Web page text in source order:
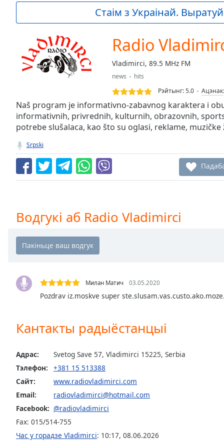
Current
-:-
:
0.00%
Seek to
currently
behind
LIVE
Remaining
Time-
Chapters
descriptions
off
Subtitles
settings
opens
subtitles
dialog
subtitles
off ,
selected
Стаім з Украінай.
Radio
Vladimirci, 89.5 MHz FM
news
hits
Рэйтынг:5.0 Ацэнак:
Naš program je informativno-zabavnog karaktera i
informativnih, privrednih, kulturnih, obrazovnih,
potrebe slušalaca, kao što su oglasi, reklame, muzičke
Srpski
Водгукі аб Radio Vladimirci
Милан Матич 03.05.2020
Pozdrav iz.moskve super
Кантакты радыёстанцыі
Адрас:
Svetog Save 57, Vladimirci 15225, Serbia
Тэлефон:
+381 15 513388
Сайт:
www.radiovladimirci.com
Email:
radiovladimirci@hotmail.com
Facebook: @radiovladimirci
Fax: 015/514-755
Час у горадзе Vladimirci: 10:17, 08.06.2026